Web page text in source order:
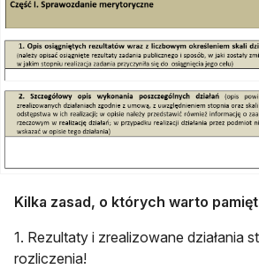
Kilka zasad, o których warto
1. Rezultaty i zrealizowane działania
rozliczenia!